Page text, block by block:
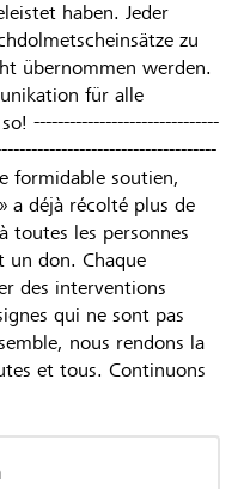
haben. Jeder
zu
übernommen werden.
für alle
-------------------------------
formidable soutien,
a déjà récolté plus de
toutes les personnes
un don. Chaque
des interventions
qui ne sont pas
nous rendons la
et tous. Continuons